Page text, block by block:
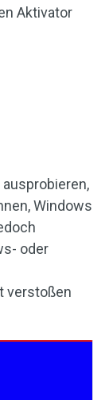
Aktivator
ausprobieren,
Windows
oder
verstoßen